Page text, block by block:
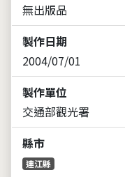
無出版品
製作日期
2004/07/01
製作單位
交通部觀光署
縣市
連江縣